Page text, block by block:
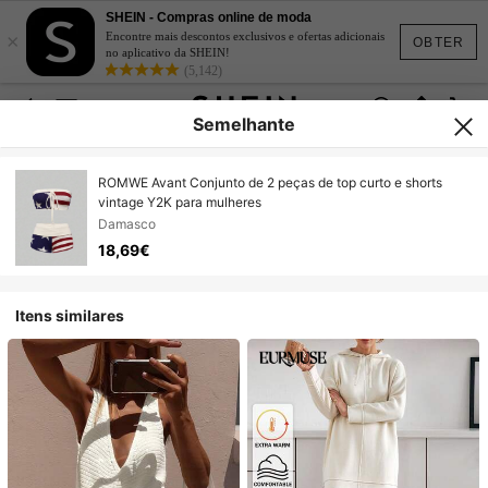
OBTER
×
SHEIN - Compras online de moda
Encontre mais descontos exclusivos e ofertas adicionais
no aplicativo da SHEIN!
(5,142)
Semelhante
ROMWE Avant Conjunto de 2 peças de top curto e shorts
vintage Y2K para mulheres
Damasco
18,69€
Itens similares